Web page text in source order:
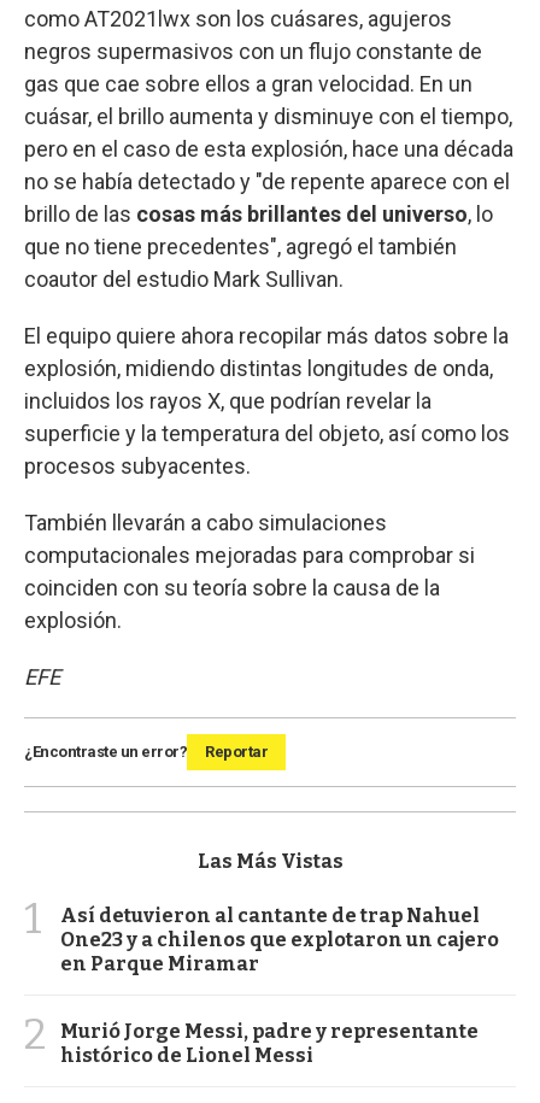
como AT2021lwx son los cuásares, agujeros
negros supermasivos con un flujo constante de
gas que cae sobre ellos a gran velocidad. En un
cuásar, el brillo aumenta y disminuye con el tiempo,
pero en el caso de esta explosión, hace una década
no se había detectado y "de repente aparece con el
brillo de las cosas más brillantes del universo, lo
que no tiene precedentes", agregó el también
coautor del estudio Mark Sullivan.
El equipo quiere ahora recopilar más datos sobre la
explosión, midiendo distintas longitudes de onda,
incluidos los rayos X, que podrían revelar la
superficie y la temperatura del objeto, así como los
procesos subyacentes.
También llevarán a cabo simulaciones
computacionales mejoradas para comprobar si
coinciden con su teoría sobre la causa de la
explosión.
EFE
¿Encontraste un error? Reportar
Las Más Vistas
1
Así detuvieron al cantante de trap Nahuel
One23 y a chilenos que explotaron un cajero
en Parque Miramar
2
Murió Jorge Messi, padre y representante
histórico de Lionel Messi